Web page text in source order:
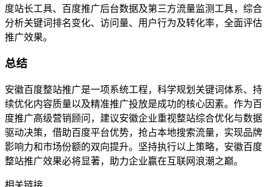
度站长工具、百度推广后台数据及第三方流量监测工具，综合
分析关键词排名变化、访问量、用户行为及转化率，全面评估
推广效果。
总结
安徽百度整站推广是一项系统工程，科学规划关键词体系、持
续优化内容质量以及精准推广投放是成功的核心因素。作为百
度推广高级营销顾问，建议安徽企业重视整站综合优化与数据
驱动决策，借助百度平台优势，抢占本地搜索流量，实现品牌
影响力和市场份额的双向提升。坚持执行以上策略，安徽百度
整站推广效果必将显著，助力企业赢在互联网浪潮之巅。
相关链接